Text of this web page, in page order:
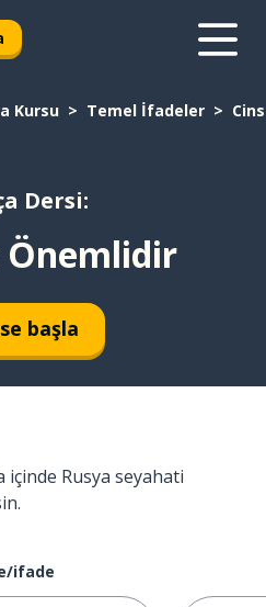
Kursu Temel İfadeler
Dersi:
Önemlidir
başla
içinde Rusya seyahati
ifade